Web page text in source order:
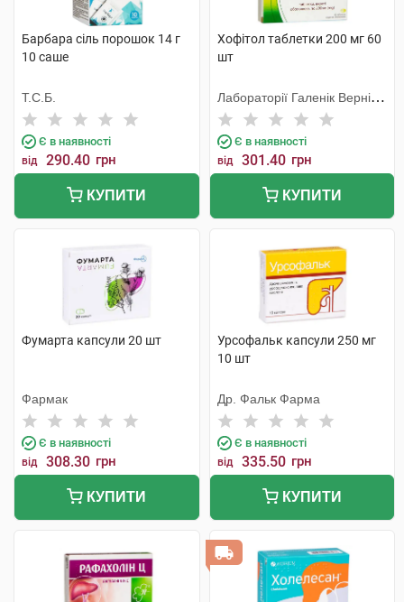
Барбара сіль порошок 14 г
10 саше
Т.С.Б.
Є в наявності
від 290.40 грн
КУПИТИ
Хофітол таблетки 200 мг 60
шт
Лабораторії Галенік Вернін/
Франція
Є в наявності
від 301.40 грн
КУПИТИ
Фумарта капсули 20 шт
Фармак
Є в наявності
від 308.30 грн
КУПИТИ
Урсофальк капсули 250 мг
10 шт
Др. Фальк Фарма
Є в наявності
від 335.50 грн
КУПИТИ